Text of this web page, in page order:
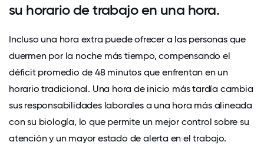
su horario de trabajo en una hora.
Incluso una hora extra puede ofrecer a las personas que
duermen por la noche más tiempo, compensando el
déficit promedio de 48 minutos que enfrentan en un
horario tradicional. Una hora de inicio más tardía cambia
sus responsabilidades laborales a una hora más alineada
con su biología, lo que permite un mejor control sobre su
atención y un mayor estado de alerta en el trabajo.